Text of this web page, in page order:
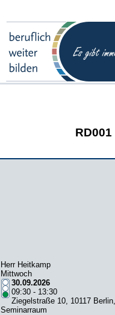
Herr Heitkamp
Mittwoch
30.09.2026
09:30 - 13:30
Ziegelstraße 10, 10117 Berlin,
Seminarraum